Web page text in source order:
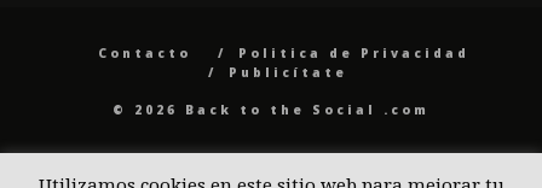
Contacto
Politica de Privacidad
Publicítate
© 2026 Back to the Social .com